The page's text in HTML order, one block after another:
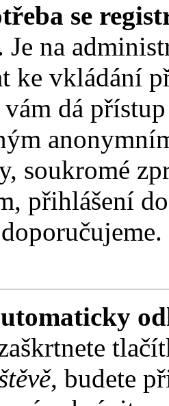
se
Je na
ke vkládání
vám dá
soukromé
přihlášení
, budete